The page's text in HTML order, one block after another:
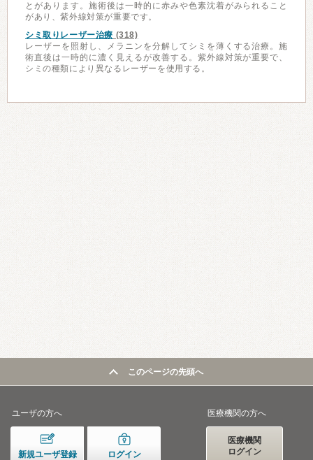
とがあります。施術後は一時的に赤みや色素沈着がみられること
があり、紫外線対策が重要です。
シミ取りレーザー治療 (318)
レーザーを照射し、メラニンを分解してシミを薄くする治療。施
術直後は一時的に濃く見えるが改善する。紫外線対策が重要で、
シミの種類により異なるレーザーを使用する。
このページの先頭へ
ユーザの方へ
新規ユーザ登録 ログイン
医療機関の方へ
医療機関
ログイン